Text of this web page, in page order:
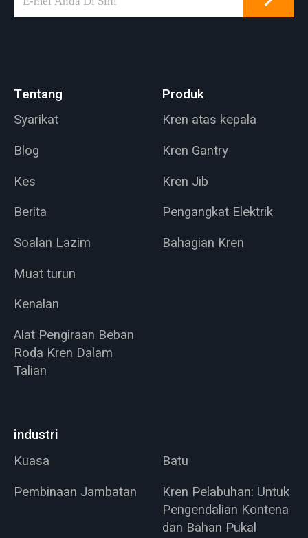
dinding atau tiang,
1000 kg dan panjang
lengan 5 meter.
Tentang
Syarikat
Blog
Kes
Berita
Soalan Lazim
Muat turun
Kenalan
Alat Pengiraan Beban
Roda Kren Dalam
Talian
Produk
Kren atas kepala
Kren Gantry
Kren Jib
Pengangkat Elektrik
Bahagian Kren
industri
Kuasa
Batu
Pembinaan Jambatan
Kren Pelabuhan: Untuk
Pengendalian Kontena
dan Bahan Pukal